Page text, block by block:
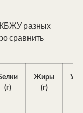
КБЖУ разных
сравнить
(г)
Жиры
(г)